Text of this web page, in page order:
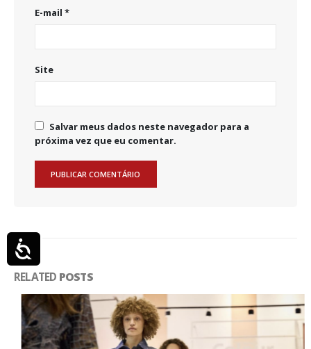
E-mail *
Site
Salvar meus dados neste navegador para a
próxima vez que eu comentar.
RELATED POSTS